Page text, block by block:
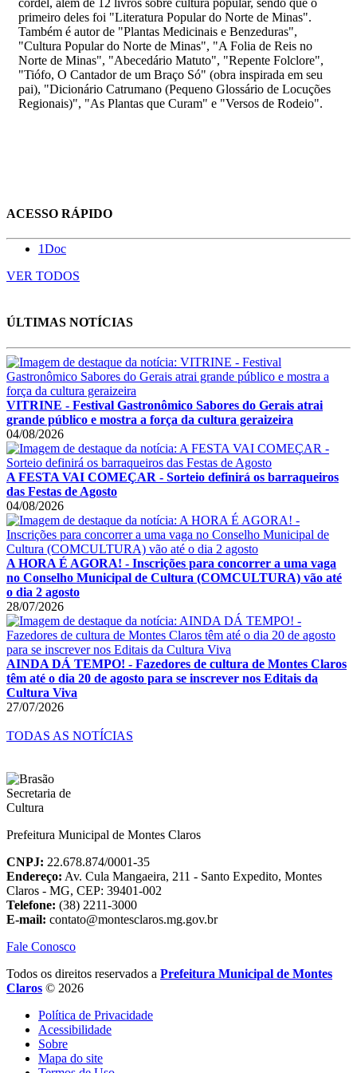
primeiro deles foi "Literatura Popular do Norte de Minas".
Também é autor de "Plantas Medicinais e Benzeduras",
"Cultura Popular do Norte de Minas", "A Folia de Reis no
Norte de Minas", "Abecedário Matuto", "Repente Folclore",
"Tiófo, O Cantador de um Braço Só" (obra inspirada em seu
pai), "Dicionário Catrumano (Pequeno Glossário de Locuções
Regionais)", "As Plantas que Curam" e "Versos de Rodeio".
ACESSO RÁPIDO
1Doc
VER TODOS
ÚLTIMAS NOTÍCIAS
VITRINE - Festival Gastronômico Sabores do Gerais atrai
grande público e mostra a força da cultura geraizeira
04/08/2026
A FESTA VAI COMEÇAR - Sorteio definirá os barraqueiros
das Festas de Agosto
04/08/2026
A HORA É AGORA! - Inscrições para concorrer a uma vaga
no Conselho Municipal de Cultura (COMCULTURA) vão até
o dia 2 agosto
28/07/2026
AINDA DÁ TEMPO! - Fazedores de cultura de Montes Claros
têm até o dia 20 de agosto para se inscrever nos Editais da
Cultura Viva
27/07/2026
TODAS AS NOTÍCIAS
Prefeitura Municipal de Montes Claros
CNPJ: 22.678.874/0001-35
Endereço: Av. Cula Mangaeira, 211 - Santo Expedito, Montes
Claros - MG, CEP: 39401-002
Telefone: (38) 2211-3000
E-mail: contato@montesclaros.mg.gov.br
Fale Conosco
Todos os direitos reservados a Prefeitura Municipal de Montes
Claros © 2026
Política de Privacidade
Acessibilidade
Sobre
Mapa do site